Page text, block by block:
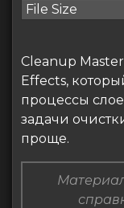
File Size
Cleanup
Effects,
процессы
задачи
проще.